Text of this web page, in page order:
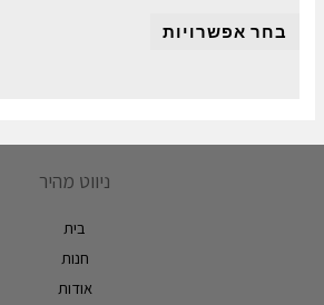
בחר אפשרויות
ניווט מהיר
בית
חנות
אודות